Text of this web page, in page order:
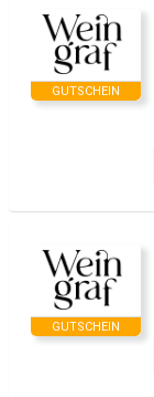
GUTSCHEIN
GUTSCHEIN